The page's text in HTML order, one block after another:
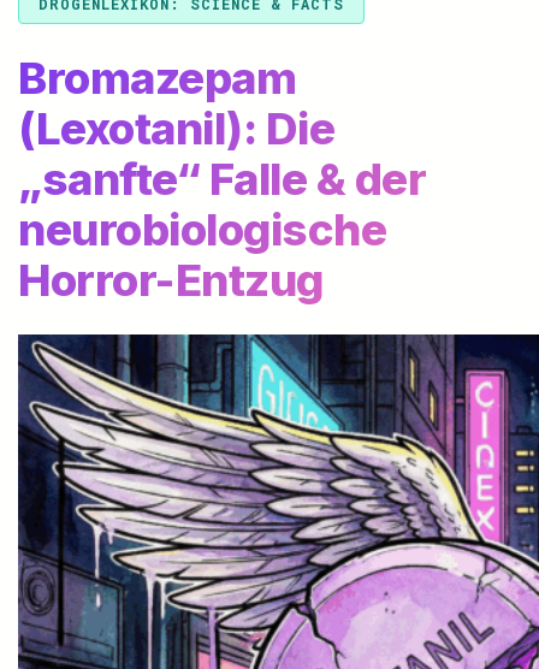
Bromazepam
(Lexotanil): Die
„sanfte“ Falle & der
neurobiologische
Horror-Entzug